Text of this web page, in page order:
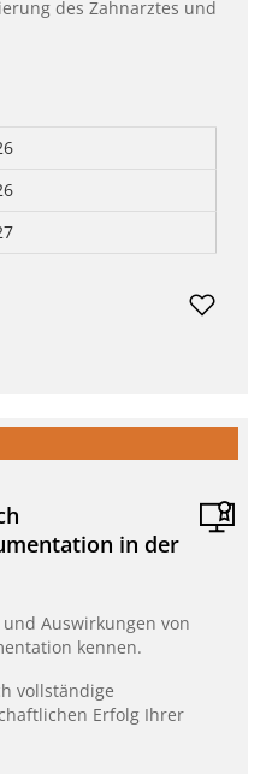
des Zahnarztes und
in der
Auswirkungen von
kennen.
vollständige
Erfolg Ihrer